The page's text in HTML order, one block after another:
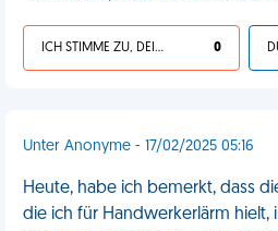
ICH STIMME ZU, DEIN LEBEN IST SCHEISSE 0
Unter Anonyme - 17/02/2025 05:16
Heute, habe ich bemerkt, dass
die ich für Handwerkerlärm hielt,